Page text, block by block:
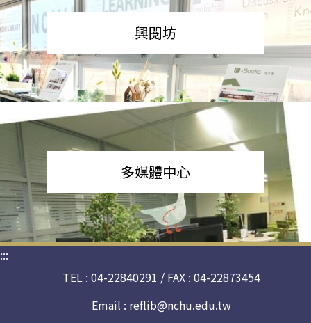
興閱坊
多媒體中心
:::
TEL : 04-22840291 / FAX : 04-22873454
Email : reflib@nchu.edu.tw